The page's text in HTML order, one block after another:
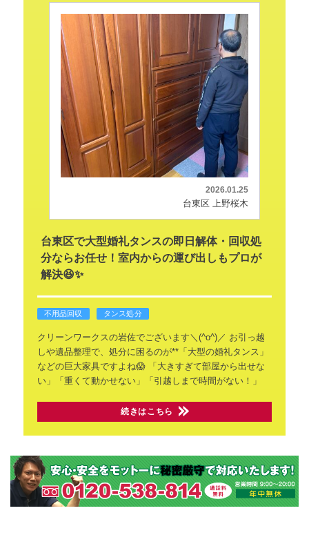
2026.01.25
台東区 上野桜木
台東区で大型婚礼タンスの即日解体・回収処
分ならお任せ！室内からの運び出しもプロが
解決😆✨
不用品回収 タンス処分
クリーンワークスの岩佐でございます＼(^o^)／ お引っ越
しや遺品整理で、処分に困るのが**「大型の婚礼タンス」
などの巨大家具ですよね😱
「大きすぎて部屋から出せな
い」「重くて動かせない」「引越しまで時間がない！」
続きはこちら